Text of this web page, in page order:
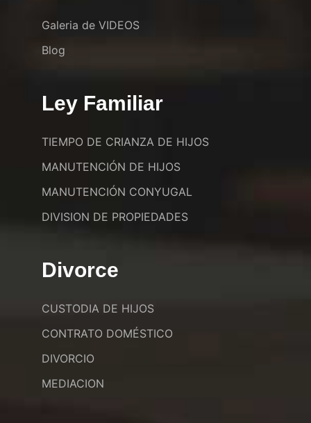
Galeria de VIDEOS
Blog
Ley Familiar
TIEMPO DE CRIANZA DE HIJOS
MANUTENCIÓN DE HIJOS
MANUTENCIÓN CONYUGAL
DIVISION DE PROPIEDADES
Divorce
CUSTODIA DE HIJOS
CONTRATO DOMÉSTICO
DIVORCIO
MEDIACION